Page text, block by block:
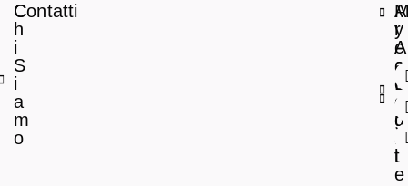
C
h
i
S
i
a
m
o
Contatti
A
r
e
a
L
e
g
l
e
y
A
c
c
o
u
t